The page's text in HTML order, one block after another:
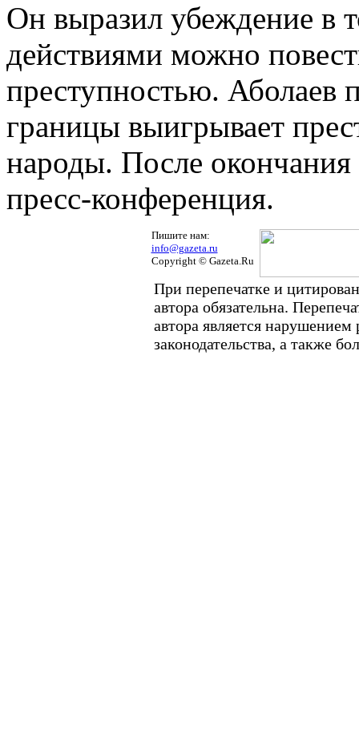
Он выразил убеждение в
действиями можно
преступностью. Аболаев
границы выигрывает
народы. После окончания
пресс-конференция.
Пишите нам:
info@gazeta.ru
Copyright © Gazeta.Ru
При перепечатке и
автора обязательна.
автора является
законодательства, а также